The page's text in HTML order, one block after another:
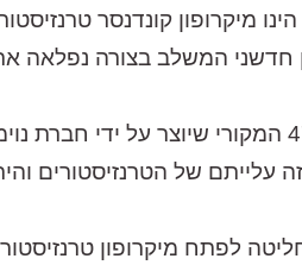
חדשני המשלב בצורה נפלאה
עלייתם של הטרנזיסטורים